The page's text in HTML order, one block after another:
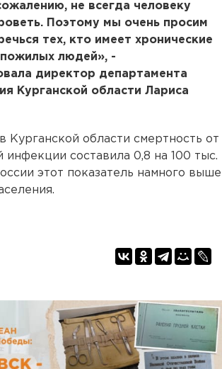
не всегда человеку
Поэтому мы очень просим
тех, кто имеет хронические
пожилых людей», -
директор департамента
Курганской области Лариса
Курганской области смертность от
инфекции составила 0,8 на 100 тыс.
этот показатель намного выше